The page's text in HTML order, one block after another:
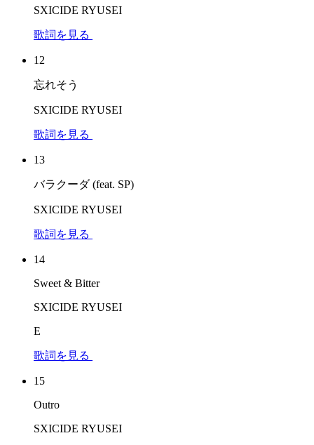
SXICIDE RYUSEI
歌詞を見る
12
忘れそう
SXICIDE RYUSEI
歌詞を見る
13
バラクーダ (feat. SP)
SXICIDE RYUSEI
歌詞を見る
14
Sweet & Bitter
SXICIDE RYUSEI
E
歌詞を見る
15
Outro
SXICIDE RYUSEI